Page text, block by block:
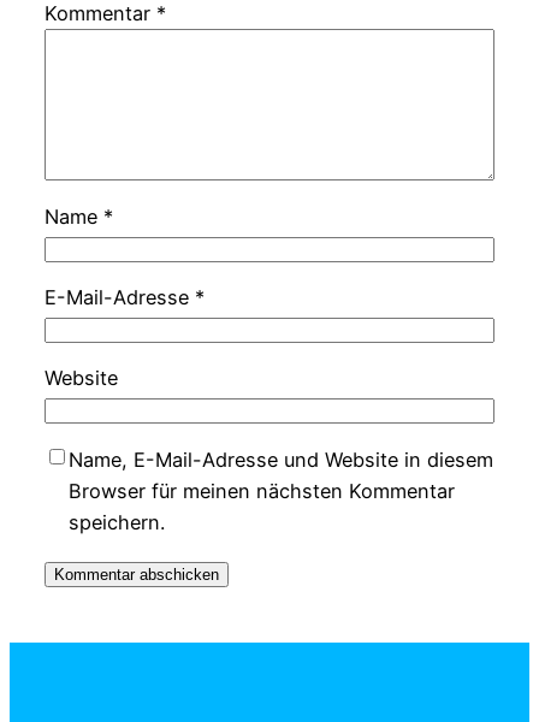
Kommentar *
Name *
E-Mail-Adresse *
Website
Name, E-Mail-Adresse und Website in diesem
Browser für meinen nächsten Kommentar
speichern.